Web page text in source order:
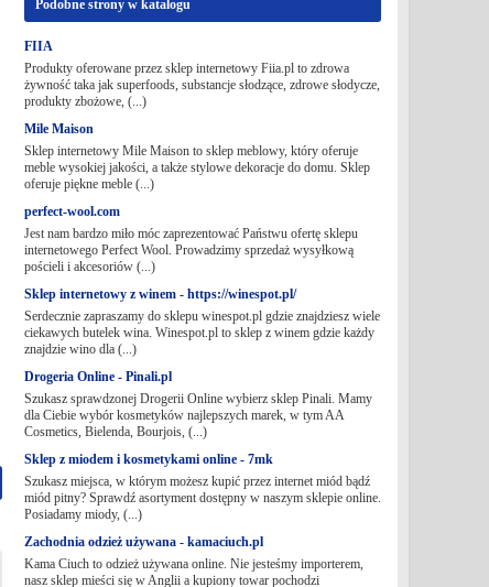
Podobne strony w katalogu
FIIA
Produkty oferowane przez sklep internetowy Fiia.pl to zdrowa
żywność taka jak superfoods, substancje słodzące, zdrowe słodycze,
produkty zbożowe, (...)
Mile Maison
Sklep internetowy Mile Maison to sklep meblowy, który oferuje
meble wysokiej jakości, a także stylowe dekoracje do domu. Sklep
oferuje piękne meble (...)
perfect-wool.com
Jest nam bardzo miło móc zaprezentować Państwu ofertę sklepu
internetowego Perfect Wool. Prowadzimy sprzedaż wysyłkową
pościeli i akcesoriów (...)
Sklep internetowy z winem - https://winespot.pl/
Serdecznie zapraszamy do sklepu winespot.pl gdzie znajdziesz wiele
ciekawych butelek wina. Winespot.pl to sklep z winem gdzie każdy
znajdzie wino dla (...)
Drogeria Online - Pinali.pl
Szukasz sprawdzonej Drogerii Online wybierz sklep Pinali. Mamy
dla Ciebie wybór kosmetyków najlepszych marek, w tym AA
Cosmetics, Bielenda, Bourjois, (...)
Sklep z miodem i kosmetykami online - 7mk
Szukasz miejsca, w którym możesz kupić przez internet miód bądź
miód pitny? Sprawdź asortyment dostępny w naszym sklepie online.
Posiadamy miody, (...)
Zachodnia odzież używana - kamaciuch.pl
Kama Ciuch to odzież używana online. Nie jesteśmy importerem,
nasz sklep mieści się w Anglii a kupiony towar pochodzi